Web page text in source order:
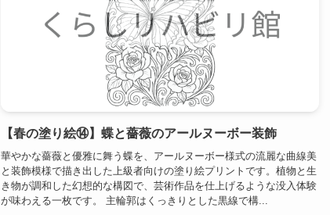
【春の塗り絵⑭】蝶と薔薇のアールヌーボー装飾
華やかな薔薇と優雅に舞う蝶を、アールヌーボー様式の流麗な曲線美
と装飾模様で描き出した上級者向けの塗り絵プリントです。植物と生
き物が調和した幻想的な構図で、芸術作品を仕上げるような没入体験
が味わえる一枚です。 主輪郭はくっきりとした黒線で構...